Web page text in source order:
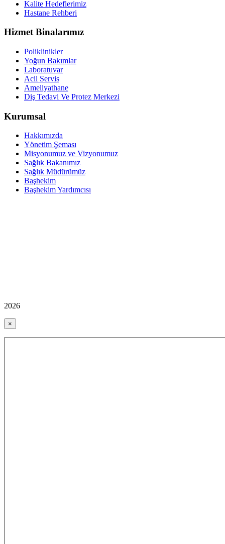
Kalite Hedeflerimiz
Hastane Rehberi
Hizmet Binalarımız
Poliklinikler
Yoğun Bakımlar
Laboratuvar
Acil Servis
Ameliyathane
Diş Tedavi Ve Protez Merkezi
Kurumsal
Hakkımızda
Yönetim Şeması
Misyonumuz ve Vizyonumuz
Sağlık Bakanımız
Sağlık Müdürümüz
Başhekim
Başhekim Yardımcısı
2026
×